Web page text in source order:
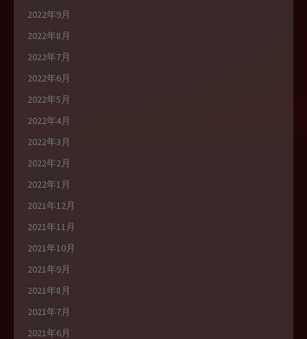
2022年9月
2022年8月
2022年7月
2022年6月
2022年5月
2022年4月
2022年3月
2022年2月
2022年1月
2021年12月
2021年11月
2021年10月
2021年9月
2021年8月
2021年7月
2021年6月